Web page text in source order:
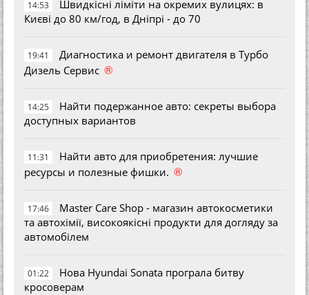
14:53
Швидкісні ліміти на окремих вулицях: в
Києві до 80 км/год, в Дніпрі - до 70
19:41
Диагностика и ремонт двигателя в Турбо
Дизель Сервис ®
14:25
Найти подержанное авто: секреты выбора
доступных вариантов
11:31
Найти авто для приобретения: лучшие
ресурсы и полезные фишки. ®
17:46
Master Care Shop - магазин автокосметики
та автохімії, високоякісні продукти для догляду за
автомобілем
01:22
Нова Hyundai Sonata програла битву
кросоверам